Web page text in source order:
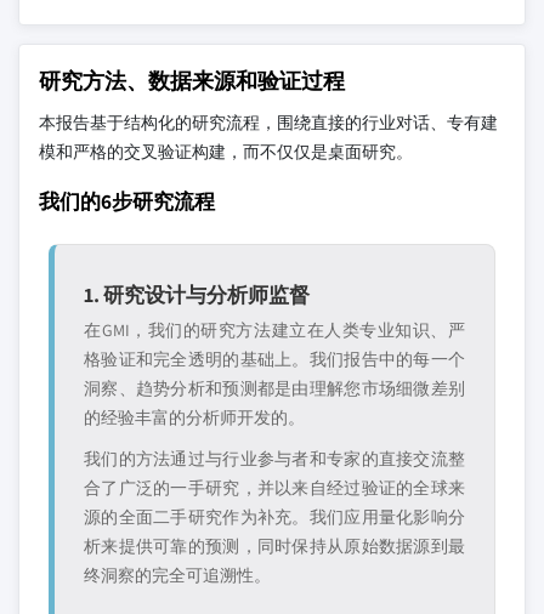
研究方法、数据来源和验证过程
本报告基于结构化的研究流程，围绕直接的行业对话、专有建
模和严格的交叉验证构建，而不仅仅是桌面研究。
我们的6步研究流程
1. 研究设计与分析师监督
在GMI，我们的研究方法建立在人类专业知识、严
格验证和完全透明的基础上。我们报告中的每一个
洞察、趋势分析和预测都是由理解您市场细微差别
的经验丰富的分析师开发的。
我们的方法通过与行业参与者和专家的直接交流整
合了广泛的一手研究，并以来自经过验证的全球来
源的全面二手研究作为补充。我们应用量化影响分
析来提供可靠的预测，同时保持从原始数据源到最
终洞察的完全可追溯性。